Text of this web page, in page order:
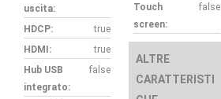
uscita:
HDCP:
true
HDMI:
true
Hub USB
integrato:
false
Touch
screen:
false
ALTRE
CARATTERISTI